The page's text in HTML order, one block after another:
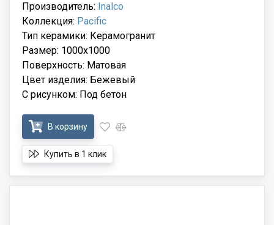
Производитель: Inalco
Коллекция: Pacific
Тип керамики: Керамогранит
Размер: 1000x1000
Поверхность: Матовая
Цвет изделия: Бежевый
С рисунком: Под бетон
В корзину
Купить в 1 клик